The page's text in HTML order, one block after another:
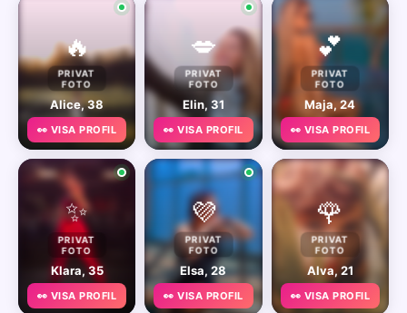
🔥
PRIVAT
FOTO
Alice, 38
👀 VISA PROFIL
💋
PRIVAT
FOTO
Elin, 31
👀 VISA PROFIL
💕
PRIVAT
FOTO
Maja, 24
👀 VISA PROFIL
✨
PRIVAT
FOTO
Klara, 35
👀 VISA PROFIL
💜
PRIVAT
FOTO
Elsa, 28
👀 VISA PROFIL
🌹
PRIVAT
FOTO
Alva, 21
👀 VISA PROFIL